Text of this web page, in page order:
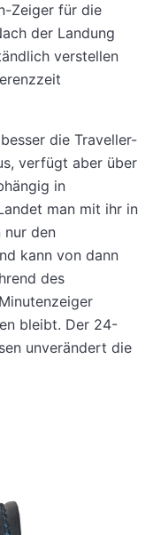
Zeiger für die
der Landung
verstellen
die Traveller-
verfügt aber über
in
man mit ihr in
nur den
kann von dann
des
bleibt. Der 24-
unverändert die